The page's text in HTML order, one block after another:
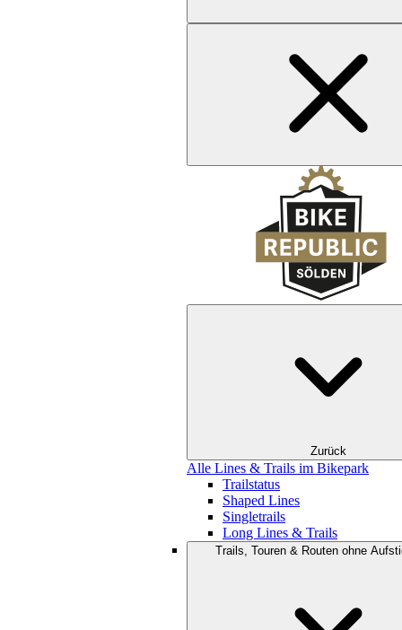
Zurück
Alle Lines & Trails im Bikepark
Trailstatus
Shaped Lines
Singletrails
Long Lines & Trails
Trails, Touren & Routen ohne